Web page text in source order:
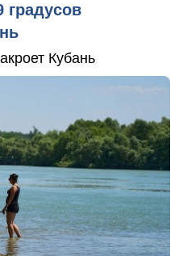
градусов
Кубань